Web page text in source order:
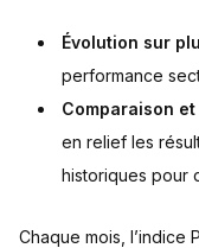
Évolution sur
performance
Comparaison
en relief les
historiques pour
Chaque mois, l’indice